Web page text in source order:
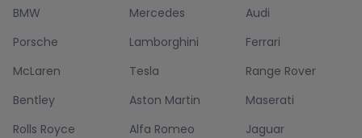
BMW Mercedes
Audi
Porsche
Lamborghini
Ferrari
McLaren
Tesla
Range Rover
Bentley
Aston Martin
Maserati
Rolls Royce
Alfa Romeo
Jaguar